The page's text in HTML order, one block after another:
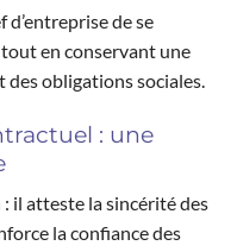
de se
en conservant une
des obligations sociales.
: une
: il atteste la sincérité des
la confiance des